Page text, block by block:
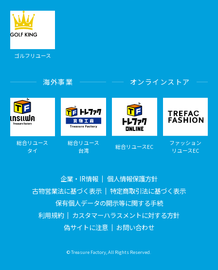
ゴルフリユース
海外事業
総合リユース
タイ
総合リユース
台湾
オンラインストア
総合リユースEC
ファッション
リユースEC
企業・IR情報
個人情報保護方針
古物営業法に基づく表示
特定商取引法に基づく表示
保有個人データの開示等に関する手続
利用規約
カスタマーハラスメントに対する方針
偽サイトに注意
お問い合わせ
© Treasure Factory, All Rights Reserved.